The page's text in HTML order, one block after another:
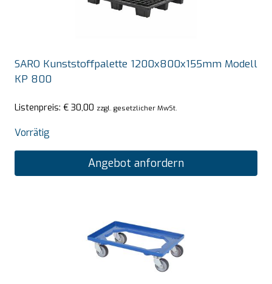
SARO Kunststoffpalette 1200x800x155mm Modell
KP 800
Listenpreis: € 30,00 zzgl. gesetzlicher MwSt.
Vorrätig
Angebot anfordern